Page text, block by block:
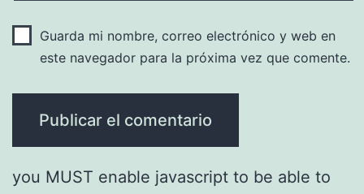
Guarda mi nombre, correo electrónico y web en
este navegador para la próxima vez que comente.
you MUST enable javascript to be able to